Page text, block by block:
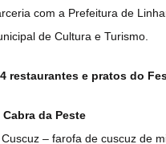
com a Prefeitura de
de Cultura e Turismo.
restaurantes e pratos do
da Peste
– farofa de cuscuz de